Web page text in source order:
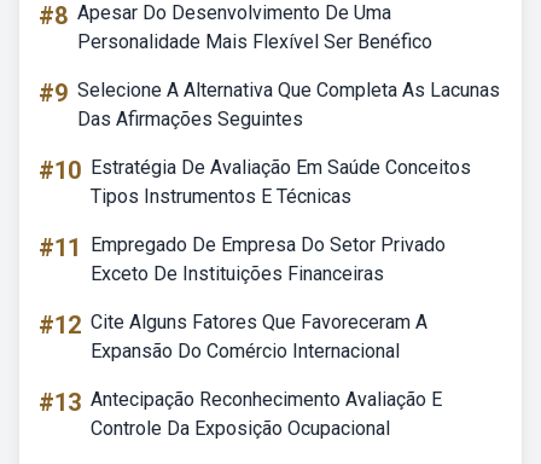
#8 Apesar Do Desenvolvimento De Uma
Personalidade Mais Flexível Ser Benéfico
#9 Selecione A Alternativa Que Completa As Lacunas
Das Afirmações Seguintes
#10 Estratégia De Avaliação Em Saúde Conceitos
Tipos Instrumentos E Técnicas
#11
Empregado De Empresa Do Setor Privado
Exceto De Instituições Financeiras
#12 Cite Alguns Fatores Que Favoreceram A
Expansão Do Comércio Internacional
#13 Antecipação Reconhecimento Avaliação E
Controle Da Exposição Ocupacional